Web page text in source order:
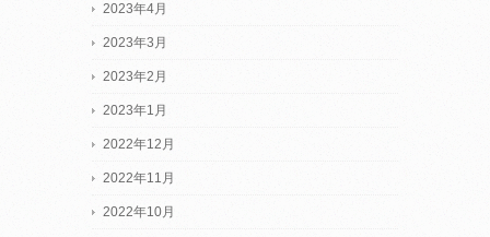
2023年4月
2023年3月
2023年2月
2023年1月
2022年12月
2022年11月
2022年10月